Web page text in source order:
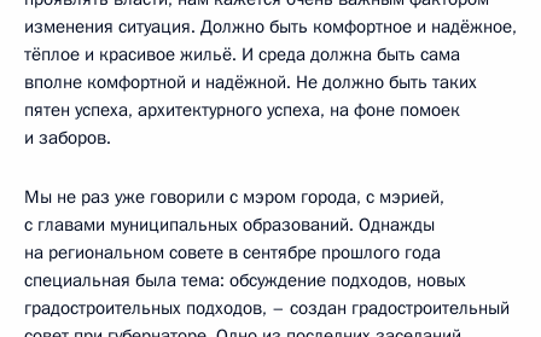
изменения ситуация. Должно быть комфортное и надёжное,
тёплое и красивое жильё. И среда должна быть сама
вполне комфортной и надёжной. Не должно быть таких
пятен успеха, архитектурного успеха, на фоне помоек
и заборов.
Мы не раз уже говорили с мэром города, с мэрией,
с главами муниципальных образований. Однажды
на региональном совете в сентябре прошлого года
специальная была тема: обсуждение подходов, новых
градостроительных подходов, – создан градостроительный